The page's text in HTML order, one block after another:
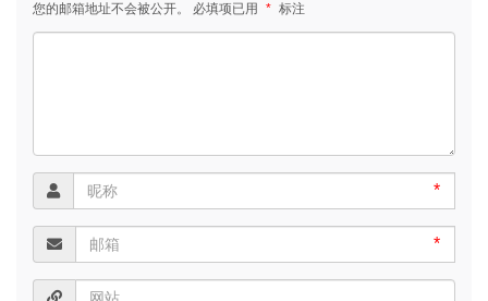
您的邮箱地址不会被公开。 必填项已用 * 标注
*
*